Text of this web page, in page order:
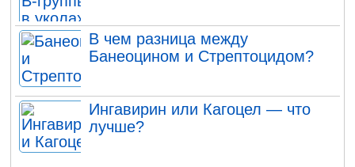
В чем разница между
Банеоцином и Стрептоцидом?
Ингавирин или Кагоцел — что
лучше?